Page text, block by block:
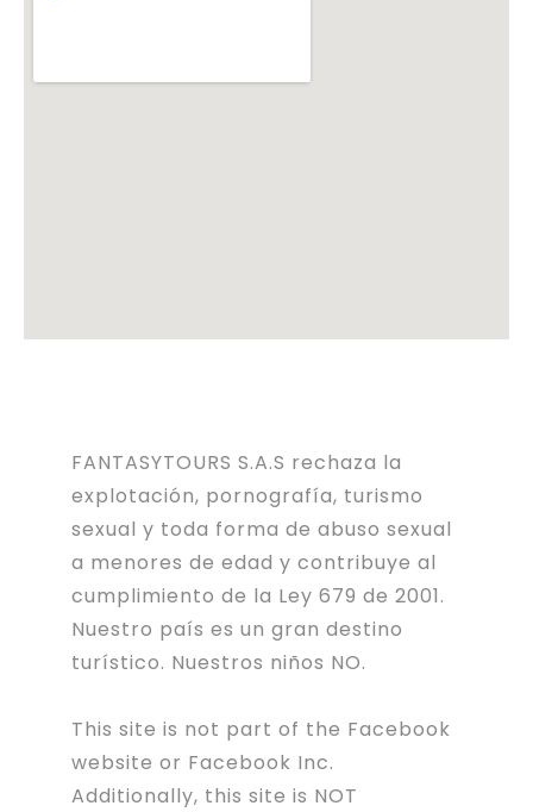
FANTASYTOURS S.A.S rechaza la
explotación, pornografía, turismo
sexual y toda forma de abuso sexual
a menores de edad y contribuye al
cumplimiento de la Ley 679 de 2001.
Nuestro país es un gran destino
turístico. Nuestros niños NO.
This site is not part of the Facebook
website or Facebook Inc.
Additionally, this site is NOT